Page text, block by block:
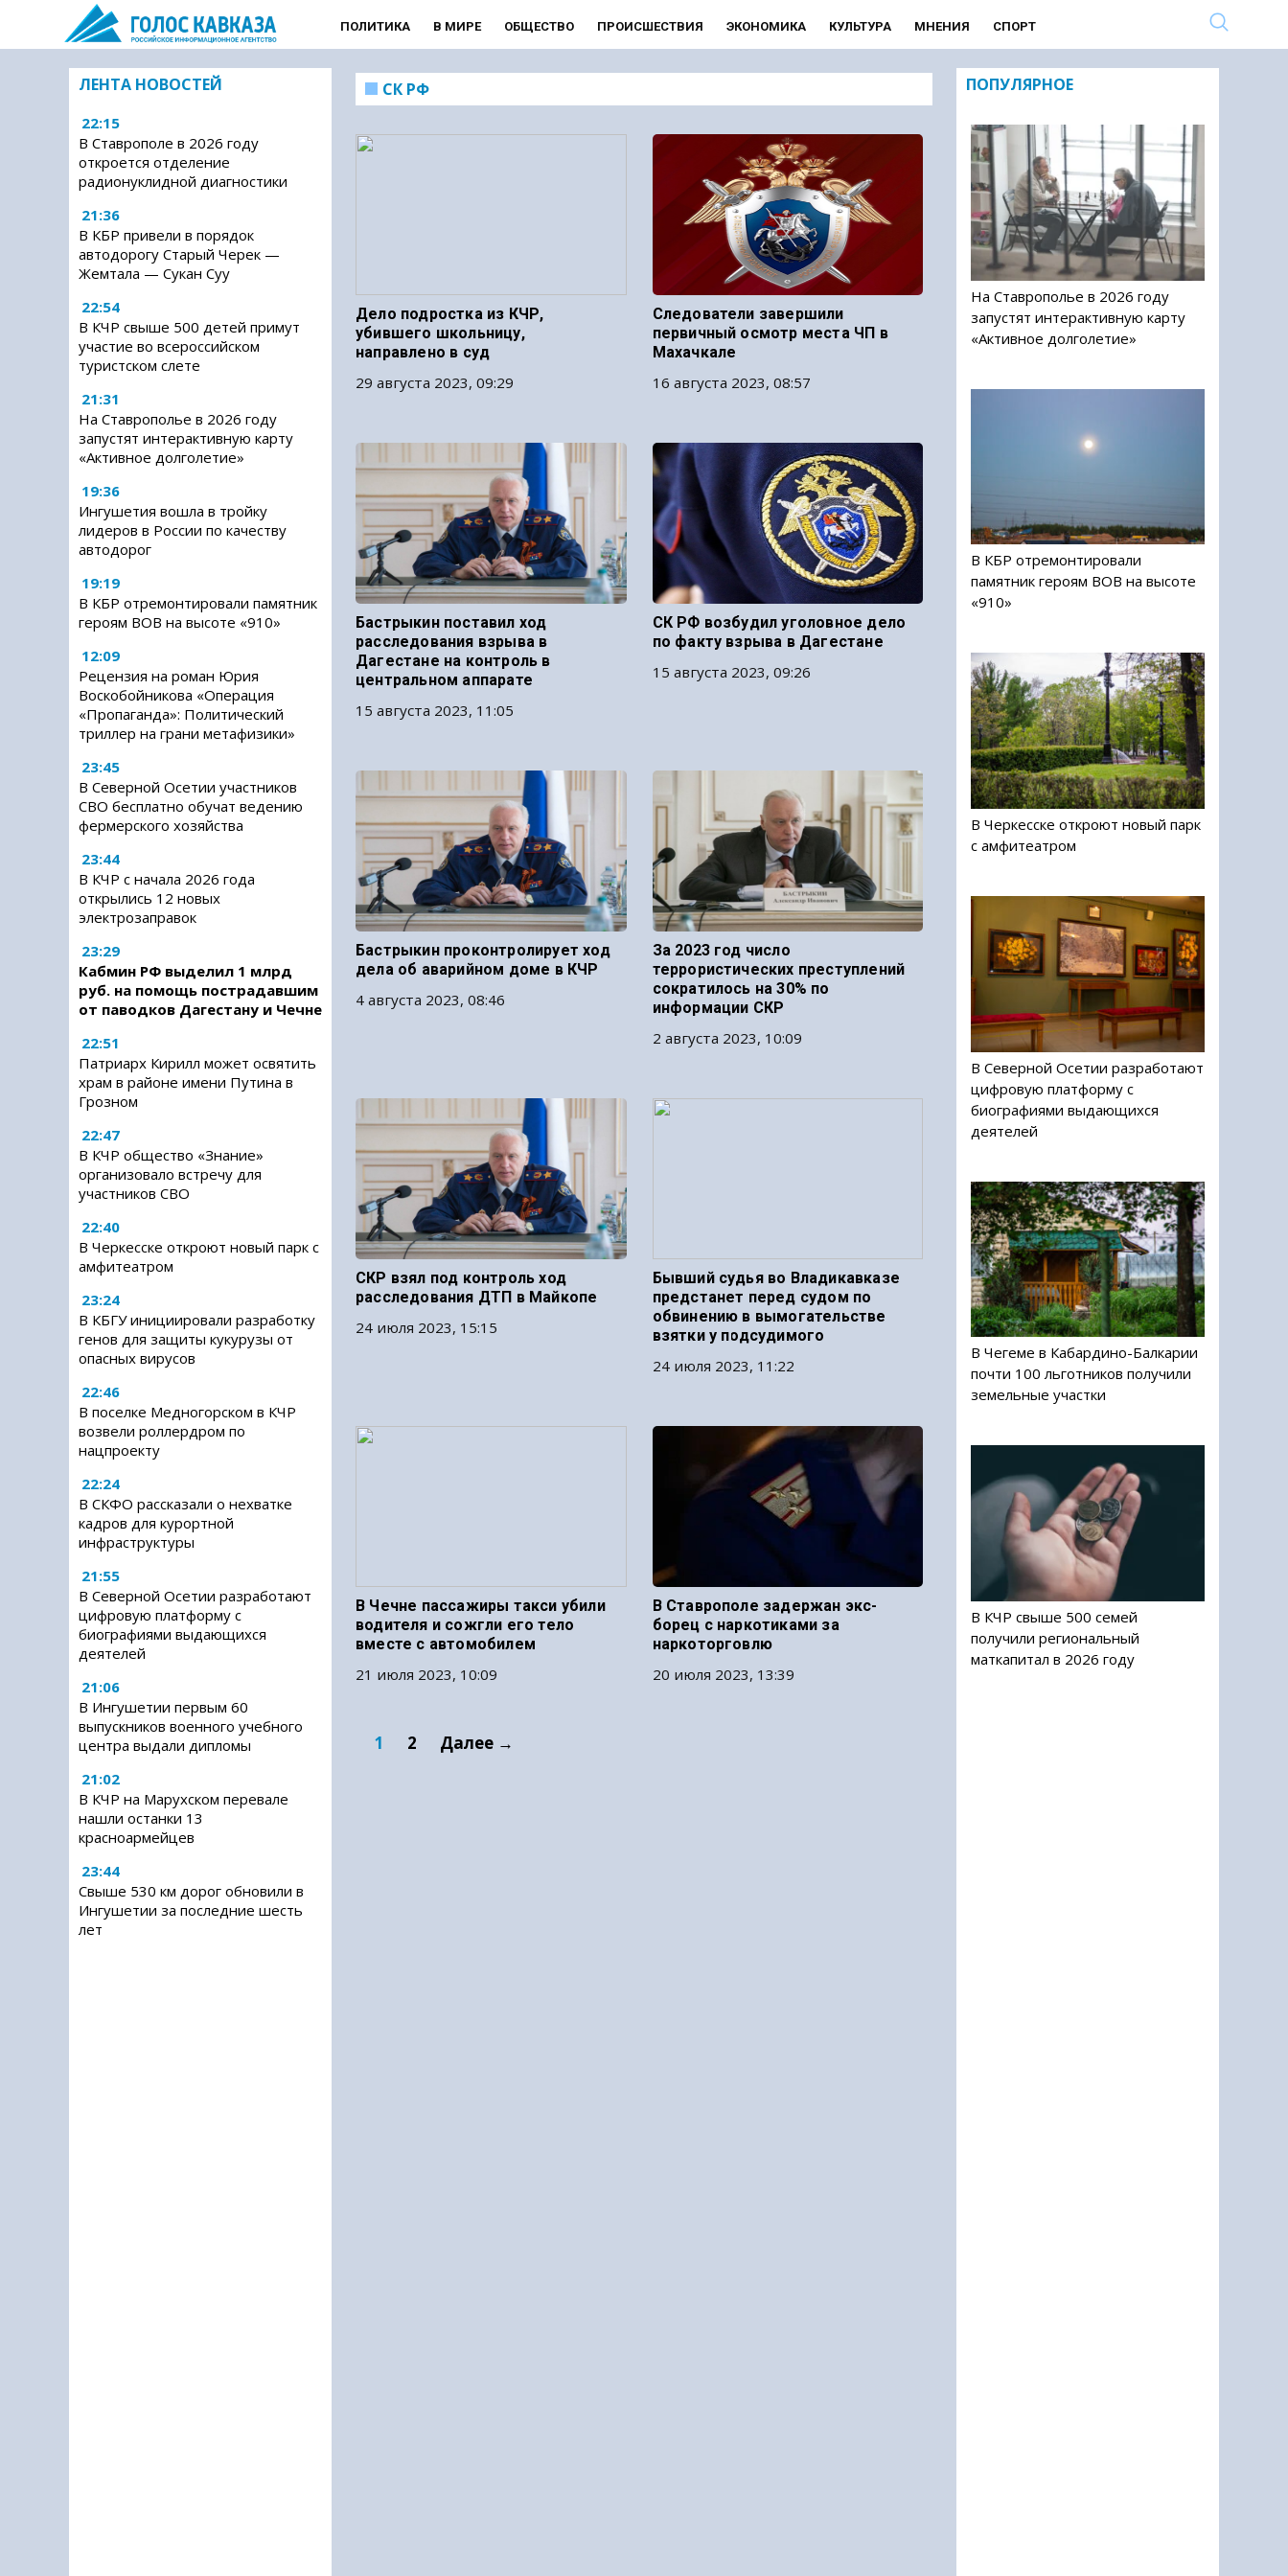
ПОЛИТИКА В МИРЕ ОБЩЕСТВО ПРОИСШЕСТВИЯ ЭКОНОМИКА КУЛЬТУРА МНЕНИЯ СПОРТ
ЛЕНТА НОВОСТЕЙ
22:15
В Ставрополе в 2026 году
откроется отделение
радионуклидной диагностики
21:36
В КБР привели в порядок
автодорогу Старый Черек —
Жемтала — Сукан Суу
22:54
В КЧР свыше 500 детей примут
участие во всероссийском
туристском слете
21:31
На Ставрополье в 2026 году
запустят интерактивную карту
«Активное долголетие»
19:36
Ингушетия вошла в тройку
лидеров в России по качеству
автодорог
19:19
В КБР отремонтировали памятник
героям ВОВ на высоте «910»
12:09
Рецензия на роман Юрия
Воскобойникова «Операция
«Пропаганда»: Политический
триллер на грани метафизики»
23:45
В Северной Осетии участников
СВО бесплатно обучат ведению
фермерского хозяйства
23:44
В КЧР с начала 2026 года
открылись 12 новых
электрозаправок
23:29
Кабмин РФ выделил 1 млрд
руб. на помощь пострадавшим
от паводков Дагестану и Чечне
22:51
Патриарх Кирилл может освятить
храм в районе имени Путина в
Грозном
22:47
В КЧР общество «Знание»
организовало встречу для
участников СВО
22:40
В Черкесске откроют новый парк с
амфитеатром
23:24
В КБГУ инициировали разработку
генов для защиты кукурузы от
опасных вирусов
22:46
В поселке Медногорском в КЧР
возвели роллердром по
нацпроекту
22:24
В СКФО рассказали о нехватке
кадров для курортной
инфраструктуры
21:55
В Северной Осетии разработают
цифровую платформу с
биографиями выдающихся
деятелей
21:06
В Ингушетии первым 60
выпускников военного учебного
центра выдали дипломы
21:02
В КЧР на Марухском перевале
нашли останки 13
красноармейцев
23:44
Свыше 530 км дорог обновили в
Ингушетии за последние шесть
лет
СК РФ
Дело подростка из КЧР,
убившего школьницу,
направлено в суд
29 августа 2023, 09:29
Следователи завершили
первичный осмотр места ЧП в
Махачкале
16 августа 2023, 08:57
Бастрыкин поставил ход
расследования взрыва в
Дагестане на контроль в
центральном аппарате
15 августа 2023, 11:05
СК РФ возбудил уголовное дело
по факту взрыва в Дагестане
15 августа 2023, 09:26
Бастрыкин проконтролирует ход
дела об аварийном доме в КЧР
4 августа 2023, 08:46
За 2023 год число
террористических преступлений
сократилось на 30% по
информации СКР
2 августа 2023, 10:09
СКР взял под контроль ход
расследования ДТП в Майкопе
24 июля 2023, 15:15
Бывший судья во Владикавказе
предстанет перед судом по
обвинению в вымогательстве
взятки у подсудимого
24 июля 2023, 11:22
В Чечне пассажиры такси убили
водителя и сожгли его тело
вместе с автомобилем
21 июля 2023, 10:09
В Ставрополе задержан экс-
борец с наркотиками за
наркоторговлю
20 июля 2023, 13:39
1 2 Далее →
ПОПУЛЯРНОЕ
На Ставрополье в 2026 году
запустят интерактивную карту
«Активное долголетие»
В КБР отремонтировали
памятник героям ВОВ на высоте
«910»
В Черкесске откроют новый парк
с амфитеатром
В Северной Осетии разработают
цифровую платформу с
биографиями выдающихся
деятелей
В Чегеме в Кабардино-Балкарии
почти 100 льготников получили
земельные участки
В КЧР свыше 500 семей
получили региональный
маткапитал в 2026 году